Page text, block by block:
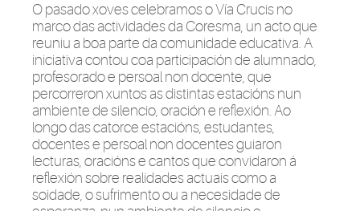
O pasado xoves celebramos o Vía Crucis no
marco das actividades da Coresma, un acto que
reuniu a boa parte da comunidade educativa. A
iniciativa contou coa participación de alumnado,
profesorado e persoal non docente, que
percorreron xuntos as distintas estacións nun
ambiente de silencio, oración e reflexión. Ao
longo das catorce estacións, estudantes,
docentes e persoal non docentes guiaron
lecturas, oracións e cantos que convidaron á
reflexión sobre realidades actuais como a
soidade, o sufrimento ou a necesidade de